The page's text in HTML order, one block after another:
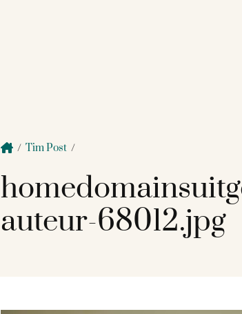
/ Tim Post /
auteur-68012.jpg